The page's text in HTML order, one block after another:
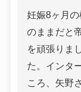
妊娠8ヶ月
のままだと
を頑張りま
た。インタ
ころ、矢野